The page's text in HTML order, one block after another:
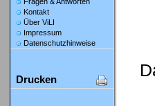
Kontakt
Über ViLI
Impressum
Datenschutzhinweise
Drucken